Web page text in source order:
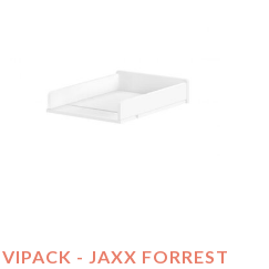
VIPACK - JAXX FORREST